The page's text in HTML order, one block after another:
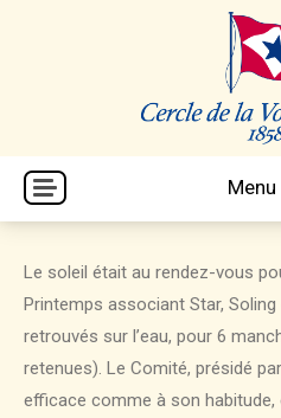
CVP
Cercle de la Voile de Paris
Menu
Le soleil était au rendez-vous
Printemps associant Star,
retrouvés sur l’eau, pour 6
retenues). Le Comité, présidé
efficace comme à son habitude,